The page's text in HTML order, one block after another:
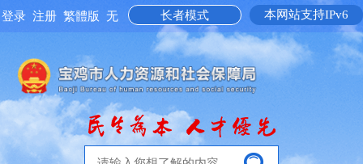
本网站支持IPv6
长者模式
登录 注册 繁體版 无